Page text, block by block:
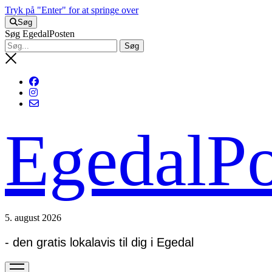
Tryk på "Enter" for at springe over
Søg
Søg EgedalPosten
5. august 2026
- den gratis lokalavis til dig i Egedal
open